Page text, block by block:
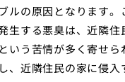
ルの原因となります
生する悪臭は、近隣
いう苦情が多く寄せ
、近隣住民の家に侵